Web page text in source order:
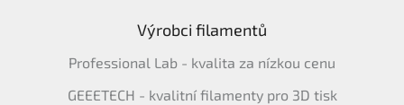
Výrobci filamentů
Professional Lab - kvalita za nízkou cenu
GEEETECH - kvalitní filamenty pro 3D tisk